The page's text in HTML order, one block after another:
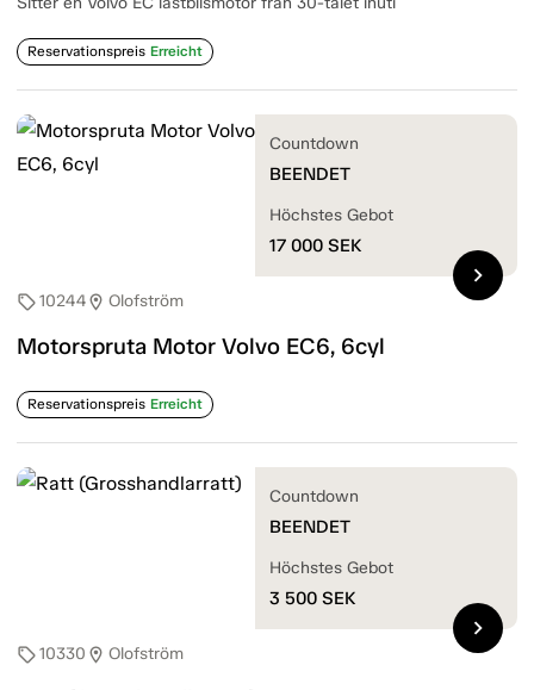
Reservationspreis Erreicht
sell10244location_on Olofström
Motorspruta Motor Volvo EC6, 6cyl
Reservationspreis Erreicht
Countdown
BEENDET
Höchstes Gebot
17 000 SEK
chevron_right
sell10330 location_on Olofström
Countdown
BEENDET
Höchstes Gebot
3 500 SEK
chevron_right